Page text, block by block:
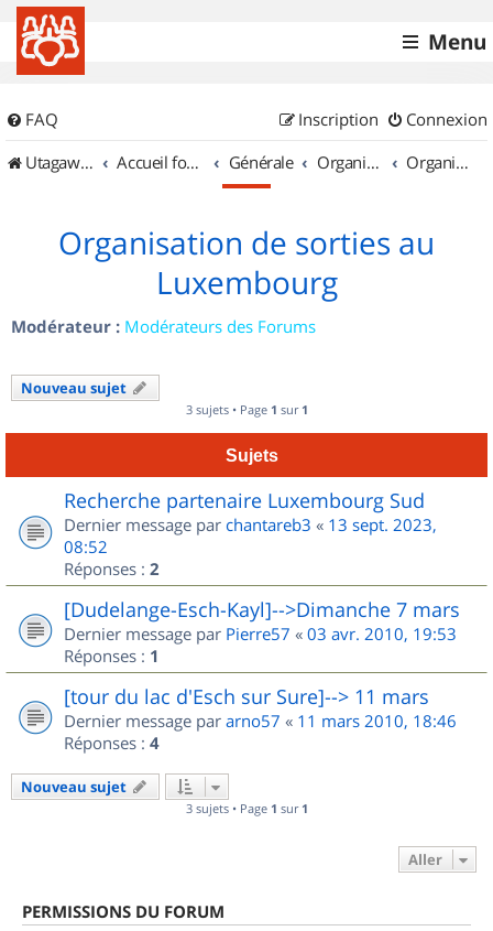
Menu
FAQ Connexion
Inscription
UtagawaVTT (Randos VTT et VTTAE avec traces GPS)
Accueil forum Générale Organisation de sorties & Recherche de partenaires Organisation de sorties au Luxembourg
Organisation de sorties au
Luxembourg
Modérateur : Modérateurs des Forums
Nouveau sujet
3 sujets • Page 1 sur 1
Sujets
Recherche partenaire Luxembourg Sud
Dernier message par chantareb3 « 13 sept. 2023,
08:52
Réponses : 2
[Dudelange-Esch-Kayl]-->Dimanche 7 mars
Dernier message par Pierre57 « 03 avr. 2010, 19:53
Réponses : 1
[tour du lac d'Esch sur Sure]--> 11 mars
Dernier message par arno57 « 11 mars 2010, 18:46
Réponses : 4
Nouveau sujet
3 sujets • Page 1 sur 1
Aller
PERMISSIONS DU FORUM